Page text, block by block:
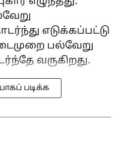
எடுக்கப்பட்டு
பல்வேறு
வருகிறது.
படிக்க